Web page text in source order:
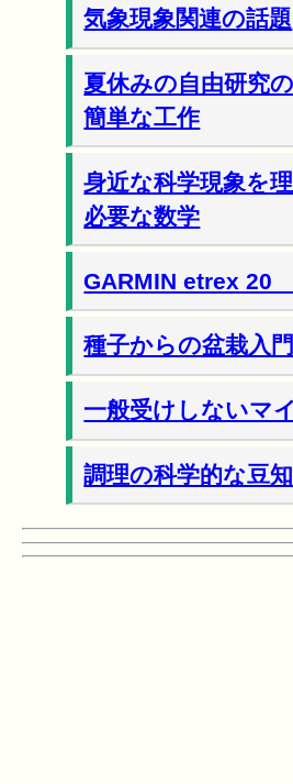
気象現象関連の話題
夏休みの自由研究
簡単な工作
身近な科学現象を
必要な数学
GARMIN etrex 20
種子からの盆栽入門
一般受けしないマ
調理の科学的な豆